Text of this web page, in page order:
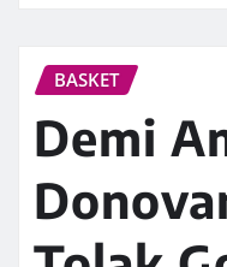
BASKET
Demi